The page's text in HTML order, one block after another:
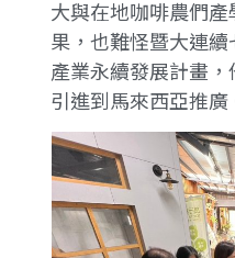
大與在地咖啡農們
果，也難怪暨大連
產業永續發展計畫
引進到馬來西亞推廣